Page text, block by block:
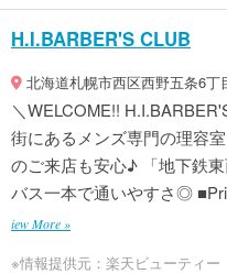
H.I.BARBER'S CLUB
北海道札幌市西区西野五条6丁
＼WELCOME!!
街にあるメンズ専門の理容
のご来店も安心♪ 「地下鉄
バス一本で通いやすさ◎
iew More »
※情報提供元：楽天ビューティー